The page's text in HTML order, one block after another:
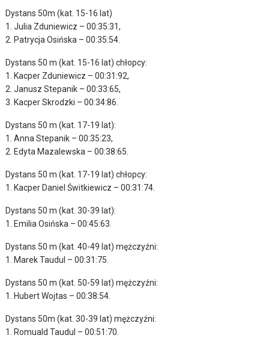
Dystans 50m (kat. 15-16 lat)
1. Julia Zduniewicz – 00:35:31,
2. Patrycja Osińska – 00:35:54.
Dystans 50 m (kat. 15-16 lat) chłopcy:
1. Kacper Zduniewicz – 00:31:92,
2. Janusz Stepanik – 00:33:65,
3. Kacper Skrodzki – 00:34:86.
Dystans 50 m (kat. 17-19 lat):
1. Anna Stepanik – 00:35:23,
2. Edyta Mazalewska – 00:38:65.
Dystans 50 m (kat. 17-19 lat) chłopcy:
1. Kacper Daniel Świtkiewicz – 00:31:74.
Dystans 50 m (kat. 30-39 lat):
1. Emilia Osińska – 00:45:63.
Dystans 50 m (kat. 40-49 lat) mężczyźni:
1. Marek Taudul – 00:31:75.
Dystans 50 m (kat. 50-59 lat) mężczyźni:
1. Hubert Wojtas – 00:38:54.
Dystans 50m (kat. 30-39 lat) mężczyźni:
1. Romuald Taudul – 00:51:70.